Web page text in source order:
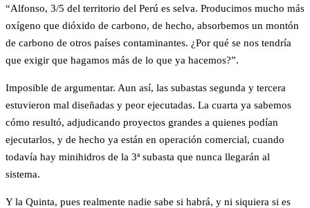
“Alfonso, 3/5 del territorio del Perú es selva. Producimos mucho más
oxígeno que dióxido de carbono, de hecho, absorbemos un montón
de carbono de otros países contaminantes. ¿Por qué se nos tendría
que exigir que hagamos más de lo que ya hacemos?”.
Imposible de argumentar. Aun así, las subastas segunda y tercera
estuvieron mal diseñadas y peor ejecutadas. La cuarta ya sabemos
cómo resultó, adjudicando proyectos grandes a quienes podían
ejecutarlos, y de hecho ya están en operación comercial, cuando
todavía hay minihidros de la 3ª subasta que nunca llegarán al
sistema.
Y la Quinta, pues realmente nadie sabe si habrá, y ni siquiera si es